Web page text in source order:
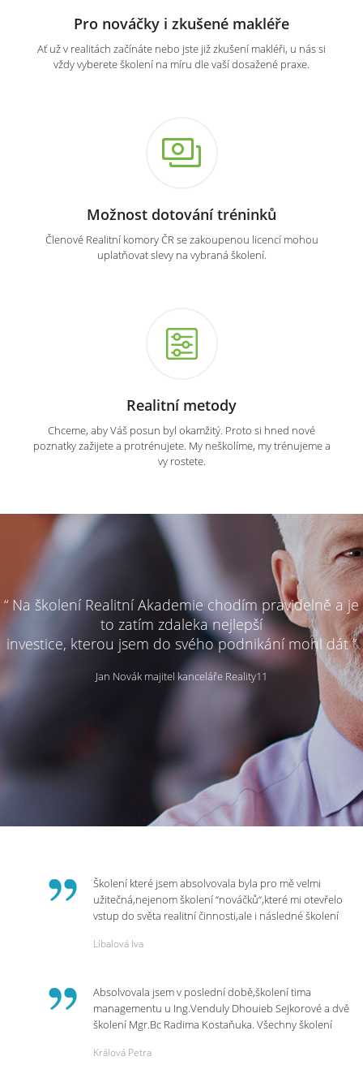
Pro nováčky i zkušené makléře
Ať už v realitách začínáte nebo jste již zkušení makléři, u nás si
vždy vyberete školení na míru dle vaší dosažené praxe.
Možnost dotování tréninků
Členové Realitní komory ČR se zakoupenou licencí mohou
uplatňovat slevy na vybraná školení.
Realitní metody
Chceme, aby Váš posun byl okamžitý. Proto si hned nové
poznatky zažijete a protrénujete. My neškolíme, my trénujeme a
vy rostete.
“ Na školení Realitní Akademie chodím pravidelně a je
to zatím zdaleka nejlepší
investice, kterou jsem do svého podnikání mohl dát ”
Jan Novák majitel kanceláře Reality11
Školení které jsem absolvovala byla pro mě velmi
užitečná,nejenom školení “nováčků“,které mi otevřelo
vstup do světa realitní činnosti,ale i následné školení
p.Vendulce která s nesmírnou lidskostí,přesto
potřebná školení,která Realitní Akademie umožňuje.
Líbalová Iva
Absolvovala jsem v poslední době,školení tima
managementu u Ing.Venduly Dhouieb Sejkorové a dvě
školení Mgr.Bc Radima Kostaňuka. Všechny školení
práci a na život.
Králová Petra